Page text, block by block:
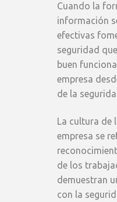
Cuando la
información
efectivas
seguridad
buen
empresa
de la
La cultura de
empresa se
de los
demuestran
con la